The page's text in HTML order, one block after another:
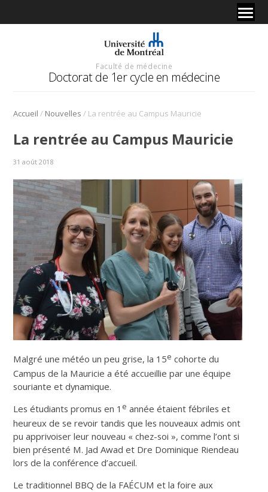
Faculté de médecine
Doctorat de 1er cycle en médecine
Accueil / Nouvelles / La rentrée au Campus Mauricie
La rentrée au Campus Mauricie
31 août 2018
Malgré une météo un peu grise, la 15e cohorte du
Campus de la Mauricie a été accueillie par une équipe
souriante et dynamique.
Les étudiants promus en 1 e année étaient fébriles et
heureux de se revoir tandis que les nouveaux admis ont
pu apprivoiser leur nouveau « chez-soi », comme l’ont si
bien présenté M. Jad Awad et Dre Dominique Riendeau
lors de la conférence d’accueil.
Le traditionnel BBQ de la FAÉCUM et la foire aux